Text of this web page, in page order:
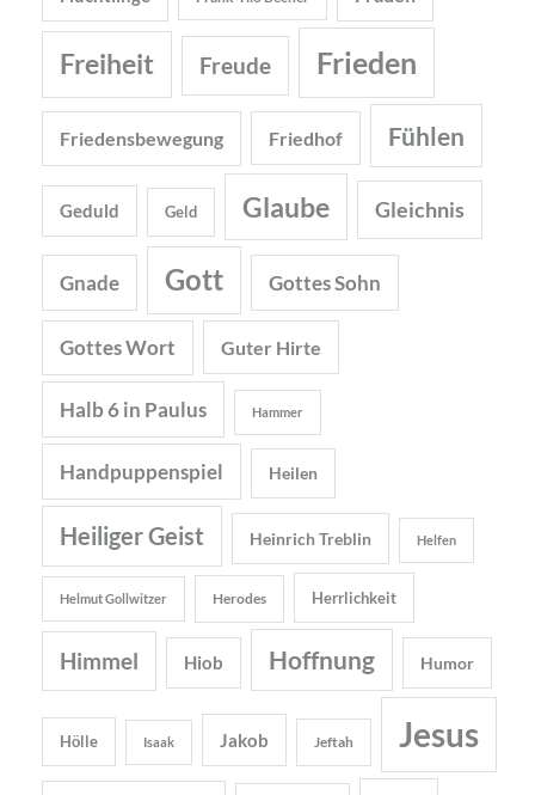
Freiheit Freude Frieden
Friedensbewegung Friedhof Fühlen
Geduld Geld Glaube Gleichnis
Gnade Gott Gottes Sohn
Gottes Wort Guter Hirte
Halb 6 in Paulus Hammer
Handpuppenspiel Heilen
Heiliger Geist Heinrich Treblin Helfen
Helmut Gollwitzer Herodes Herrlichkeit
Himmel Hiob Hoffnung Humor
Hölle Isaak Jakob Jeftah Jesus